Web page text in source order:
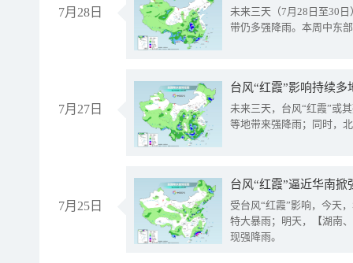
7月28日
未来三天（7月28日至30
带仍多强降雨。本周中东
7月27日
台风“红霞”影响持续
未来三天，台风“红霞”或
等地带来强降雨；同时，
7月25日
台风“红霞”逼近华南
受台风“红霞”影响，今天
特大暴雨；明天，【湖南
现强降雨。